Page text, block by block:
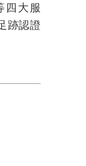
四大服
跡認證